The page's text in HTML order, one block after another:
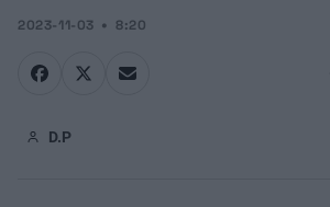
2023-11-03 8:20
D.P